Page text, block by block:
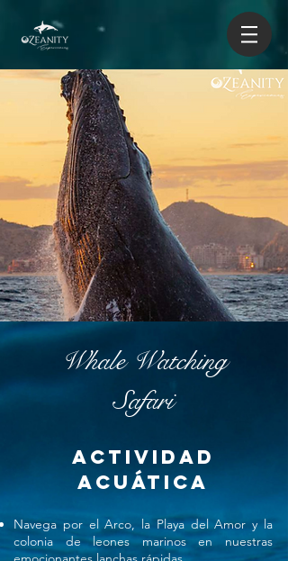
Whale Watching
Safari
actividad
acuática
Navega por el Arco, la Playa del Amor y la
colonia de leones marinos en nuestras